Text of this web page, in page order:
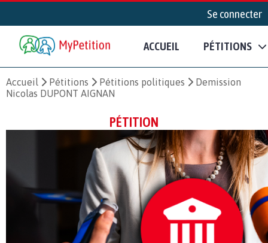
Se connecter
ACCUEIL PÉTITIONS
Accueil Pétitions Pétitions politiques
Demission
Nicolas DUPONT AIGNAN
PÉTITION